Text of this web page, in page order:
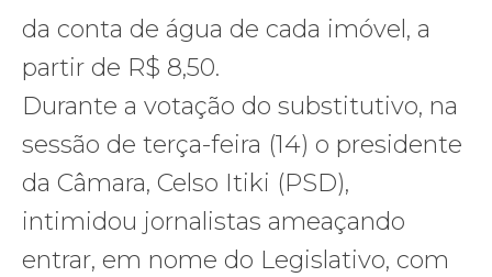
da conta de água de cada imóvel, a
partir de R$ 8,50.
Durante a votação do substitutivo, na
sessão de terça-feira (14) o presidente
da Câmara, Celso Itiki (PSD),
intimidou jornalistas ameaçando
entrar, em nome do Legislativo, com